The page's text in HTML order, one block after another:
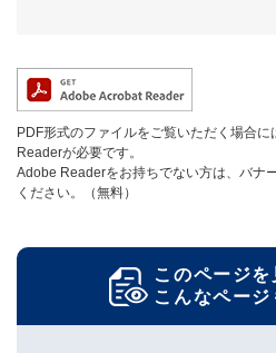
PDF形式のファイルをご覧いただく場合
Readerが必要です。
Adobe Readerをお持ちでない方は、バナ
ください。（無料）
このページを
こんなペー